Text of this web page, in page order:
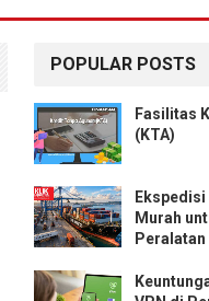
POPULAR POSTS
Fasilitas
(KTA)
Murah